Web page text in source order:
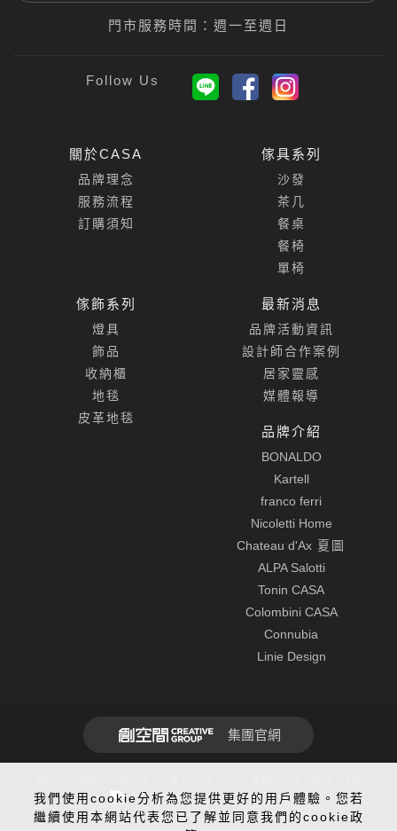
我們使用cookie分析為您提供更好的用戶體驗。您若
繼續使用本網站代表您已了解並同意我們的cookie政
門市服務時間：週一至週日
關於CASA
品牌理念
服務流程
訂購須知
傢具系列
沙發
茶几
餐桌
餐椅
單椅
傢飾系列
燈具
飾品
收納櫃
地毯
皮革地毯
最新消息
品牌活動資訊
設計師合作案例
居家靈感
媒體報導
品牌介紹
BONALDO
Kartell
franco ferri
Nicoletti Home
Chateau d'Ax 夏圖
ALPA Salotti
Tonin CASA
Colombini CASA
Connubia
Linie Design
集團官網
全球先進SSL 256bit傳輸加密機制
建議使用Chrome、Firefox、Safari最新版本瀏覽